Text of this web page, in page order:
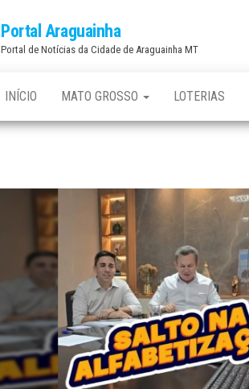
Portal Araguainha
Portal de Notícias da Cidade de Araguainha MT
INÍCIO MATO GROSSO LOTERIAS